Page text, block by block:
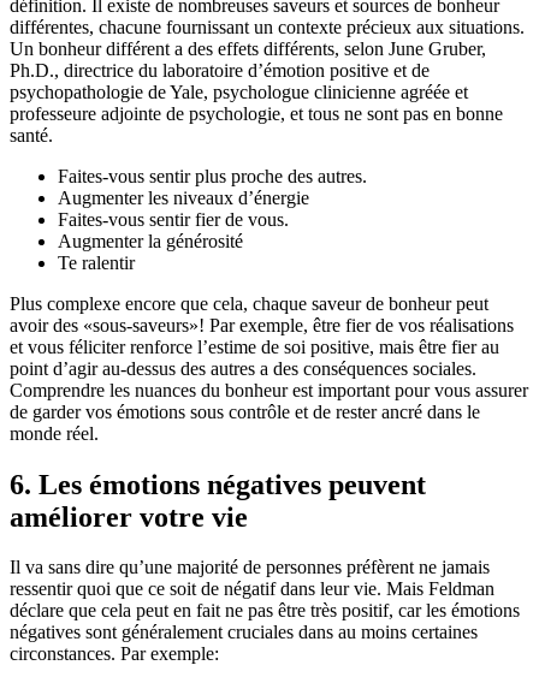
définition. Il existe de nombreuses saveurs et sources de bonheur
différentes, chacune fournissant un contexte précieux aux situations.
Un bonheur différent a des effets différents, selon June Gruber,
Ph.D., directrice du laboratoire d’émotion positive et de
psychopathologie de Yale, psychologue clinicienne agréée et
professeure adjointe de psychologie, et tous ne sont pas en bonne
santé.
Faites-vous sentir plus proche des autres.
Augmenter les niveaux d’énergie
Faites-vous sentir fier de vous.
Augmenter la générosité
Te ralentir
Plus complexe encore que cela, chaque saveur de bonheur peut
avoir des «sous-saveurs»! Par exemple, être fier de vos réalisations
et vous féliciter renforce l’estime de soi positive, mais être fier au
point d’agir au-dessus des autres a des conséquences sociales.
Comprendre les nuances du bonheur est important pour vous assurer
de garder vos émotions sous contrôle et de rester ancré dans le
monde réel.
6. Les émotions négatives peuvent
améliorer votre vie
Il va sans dire qu’une majorité de personnes préfèrent ne jamais
ressentir quoi que ce soit de négatif dans leur vie. Mais Feldman
déclare que cela peut en fait ne pas être très positif, car les émotions
négatives sont généralement cruciales dans au moins certaines
circonstances. Par exemple: